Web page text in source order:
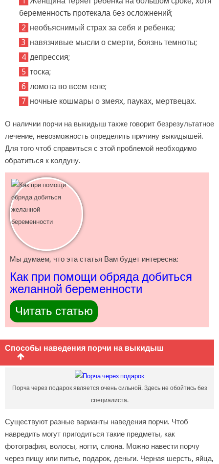
беременность протекала без осложнений;
необъяснимый страх за себя и ребенка;
навязчивые мысли о смерти, боязнь темноты;
депрессия;
тоска;
ломота во всем теле;
ночные кошмары о змеях, пауках, мертвецах.
О наличии порчи на выкидыш также говорит безрезультатное
лечение, невозможность определить причину выкидышей.
Для того чтоб справиться с этой проблемой необходимо
обратиться к колдуну.
Мы думаем, что эта статья Вам будет интересна:
Как при помощи обряда добиться
желанной беременности
Читать статью
Способы наведения порчи на выкидыш
Порча через подарок является очень сильной. Здесь не обойтись без
специалиста.
Существуют разные варианты наведения порчи. Чтоб
навредить могут пригодиться такие предметы, как
фотография, волосы, ногти, слюна. Можно навести порчу
через пищу или питье, подарок, деньги. Черная шерсть, яйца,